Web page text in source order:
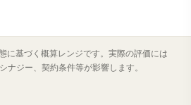
に基づく概算レンジです。実際の評価には
ナジー、契約条件等が影響します。